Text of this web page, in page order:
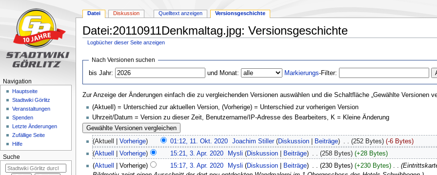
Datei:20110911Denkmaltag.jpg: Versionsgeschichte
Logbücher dieser Seite anzeigen
springen
springen
Nach Versionen suchen
bis Jahr:
und Monat: Markierungs-Filter:
Zur Anzeige der Änderungen einfach die zu vergleichenden Versionen auswählen und die Schaltfläche „Gewählte Versionen
(Aktuell) = Unterschied zur aktuellen Version, (Vorherige) = Unterschied zur vorherigen Version
Uhrzeit/Datum = Version zu dieser Zeit, Benutzername/IP-Adresse des Bearbeiters, K = Kleine Änderung
(Aktuell | Vorherige) 01:12, 11. Okt. 2020‎ Joachim Stiller (Diskussion Beiträge) (252 Bytes) (-6 Bytes)
(Aktuell Vorherige) 15:21, 3. Apr. 2020‎ Mysli (Diskussion Beiträge) . . (258 Bytes) (+28 Bytes)
(Aktuell | Vorherige) 15:17, 3. Apr. 2020‎ Mysli (Diskussion Beiträge) . . (230 Bytes) (+230 Bytes)‎ . .
Datei Diskussion Quelltext anzeigen Versionsgeschichte
Navigation
Hauptseite
Stadtwiki Görlitz
Veranstaltungen
Spenden
Letzte Änderungen
Zufällige Seite
Hilfe
Suche